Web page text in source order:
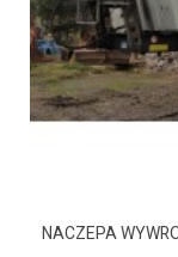
NACZEPA